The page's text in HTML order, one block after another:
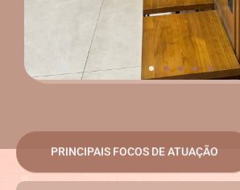
PRINCIPAIS FOCOS DE ATUAÇÃO